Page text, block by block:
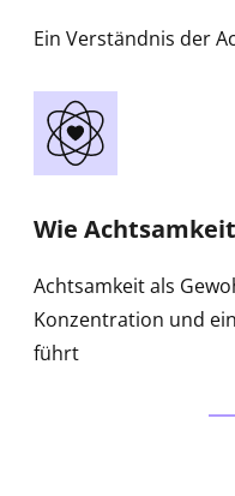
Ein Verständnis der
Wie
Achtsamkeit als
Konzentration und
führt